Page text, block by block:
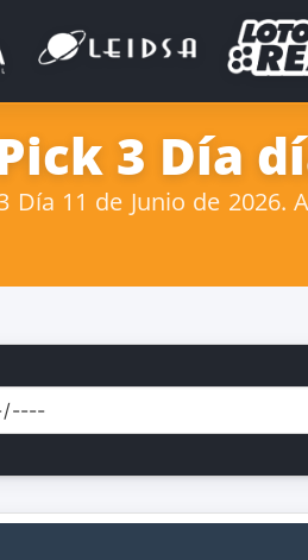
3 Día
Día 11 de Junio de